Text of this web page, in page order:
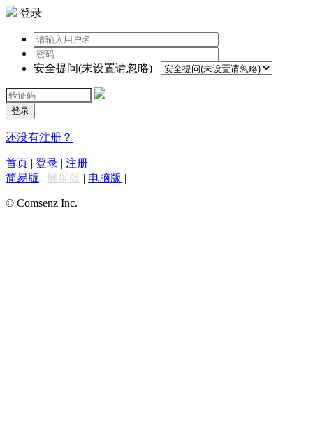
登录
安全提问(未设置请忽略)
登录
还没有注册？
首页 | 登录 | 注册
简易版 | 触屏版 | 电脑版 |
© Comsenz Inc.